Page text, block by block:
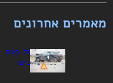
מאמרים אחרונים
כיצד לפעול בעת
תאונת דרכים